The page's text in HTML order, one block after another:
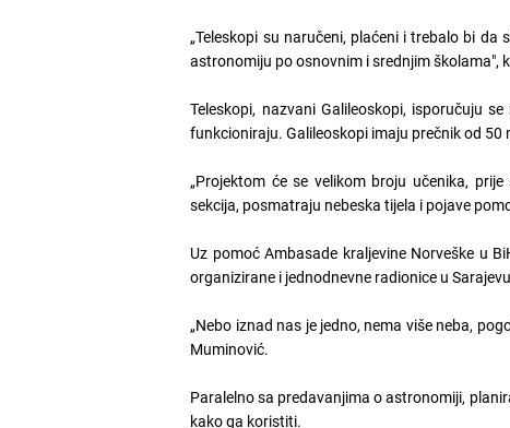
„Teleskopi su naručeni, plaćeni i trebalo bi
astronomiju po osnovnim i srednjim školama",
Teleskopi, nazvani Galileoskopi, isporučuju
funkcioniraju. Galileoskopi imaju prečnik od 50
„Projektom će se velikom broju učenika,
sekcija, posmatraju nebeska tijela i pojave
Uz pomoć Ambasade kraljevine Norveške u
organizirane i jednodnevne radionice u
„Nebo iznad nas je jedno, nema više neba,
Muminović.
Paralelno sa predavanjima o astronomiji,
kako ga koristiti.